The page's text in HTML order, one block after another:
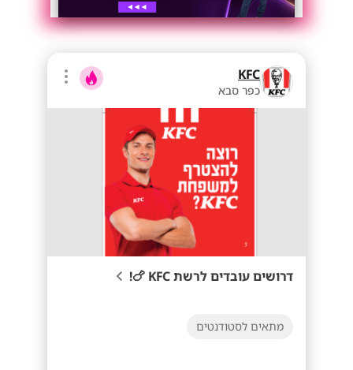
KFC
כפר סבא
דרושים עובדים לרשת KFC 🍗!
מתאים לסטודנטים